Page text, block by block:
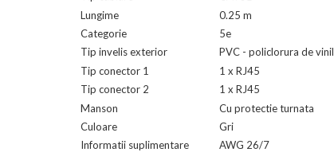
Lungime
0.25 m
Categorie
5e
Tip invelis exterior
PVC - policlorura de vinil
Tip conector 1
1 x RJ45
Tip conector 2
1 x RJ45
Manson
Cu protectie turnata
Culoare
Gri
Informatii suplimentare
AWG 26/7